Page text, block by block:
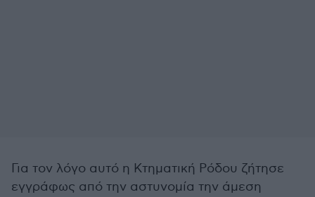
Για τον λόγο αυτό η Κτηματική Ρόδου ζήτησε
εγγράφως από την αστυνομία την άμεση